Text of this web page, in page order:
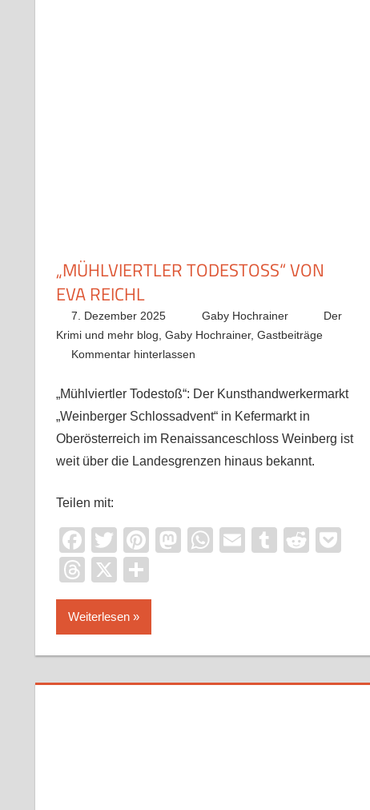
„MÜHLVIERTLER TODESTOSS“ VON E
VA REICHL
7. Dezember 2025 Gaby Hochrainer
Der
Krimi und mehr blog Gaby Hochrainer, Gastbeiträge
Kommentar hinterlassen
„Mühlviertler Todestoß“: Der Kunsthandwerkermarkt
„Weinberger Schlossadvent“ in Kefermarkt in
Oberösterreich im Renaissanceschloss Weinberg ist
weit über die Landesgrenzen hinaus bekannt.
Teilen mit:
Facebook
TwitterPinterest
Mastodon
WhatsApp
EmailTumblrReddit
Threads
X
Weiterlesen